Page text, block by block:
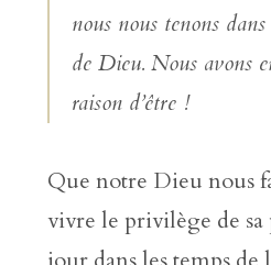
nous nous tenons
de Dieu. Nous avons
raison d’être !
Que notre Dieu nous
vivre le privilège de sa